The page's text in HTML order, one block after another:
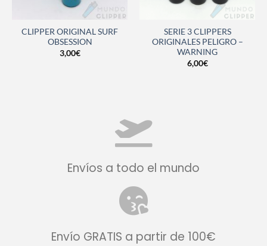
CLIPPER ORIGINAL SURF
OBSESSION
3,00€
SERIE 3 CLIPPERS
ORIGINALES PELIGRO –
WARNING
6,00€
Envíos a todo el mundo
Envío GRATIS a partir de 100€